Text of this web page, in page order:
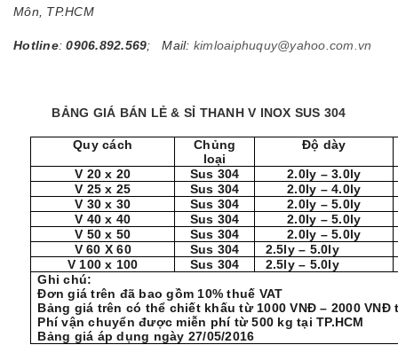
Môn, TP.HCM
Hotline:0906.892.569; Mail: kimloaiphuquy@yahoo.com.vn
BẢNG GIÁ BÁN LẺ & SỈ THANH V INOX SUS 304
Quy cách
Chủng
loại
Độ dày
V 20 x 20 Sus 304
2.0ly – 3.0ly
V 25 x 25
Sus 304
2.0ly – 4.0ly
V 30 x 30
Sus 304
2.0ly – 5.0ly
V 40 x 40
Sus 304
2.0ly – 5.0ly
V 50 x 50
Sus 304
2.0ly – 5.0ly
V 60 X 60
Sus 304
2.5ly – 5.0ly
V 100 x 100
Sus 304
2.5ly – 5.0ly
Ghi chú:
Đơn giá trên đã bao gồm 10% thuế VAT
Bảng giá trên có thể chiết khấu từ 1000 VNĐ – 2000
Phí vận chuyển được miễn phí từ 500 kg tại TP.HCM
Bảng giá áp dụng ngày 27/05/2016